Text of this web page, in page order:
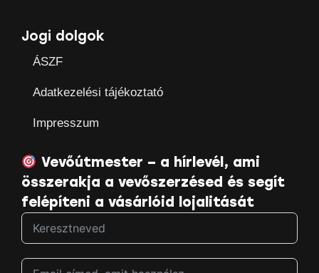
Jogi dolgok
ÁSZF
Adatkezelési tájékoztató
Impresszum
Vevőútmester – a hírlevél, ami
összerakja a vevőszerzésed és segít
felépíteni a vásárlóid lojalitását